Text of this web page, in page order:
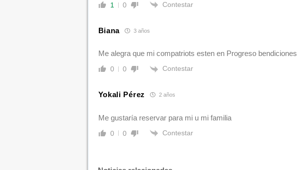
1 0 Contestar
Biana 3 años
Me alegra que mi compatriots esten en Progreso bendiciones
0 0 Contestar
Yokali Pérez 2 años
Me gustaría reservar para mi u mi familia
0 0 Contestar